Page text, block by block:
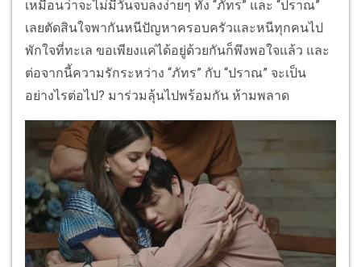
เหมือนว่าจะไม่มีวันจบลงง่ายๆ ทั้ง “ภัทร” และ “ปราณ”
เลยตัดสินใจพากันหนีปัญหาครอบครัวและหนีทุกคนไป
พักใจที่ทะเล ขอเพียงแค่ได้อยู่ด้วยกันก็พึงพอใจแล้ว และ
ต่อจากนี้ความรักระหว่าง “ภัทร” กับ “ปราณ” จะเป็น
อย่างไรต่อไป? มาร่วมลุ้นไปพร้อมกัน ห้ามพลาด